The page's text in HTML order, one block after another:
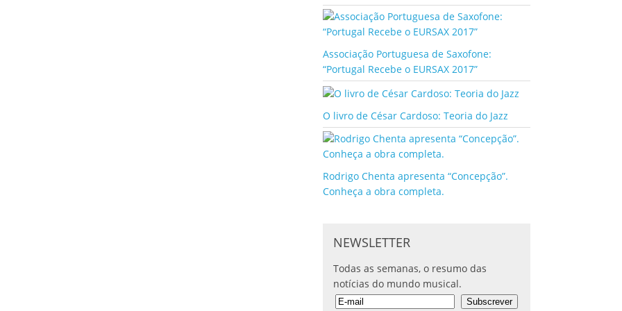
Associação Portuguesa de Saxofone:
“Portugal Recebe o EURSAX 2017”
O livro de César Cardoso: Teoria do Jazz
Rodrigo Chenta apresenta “Concepção”.
Conheça a obra completa.
NEWSLETTER
Todas as semanas, o resumo das
notícias do mundo musical.